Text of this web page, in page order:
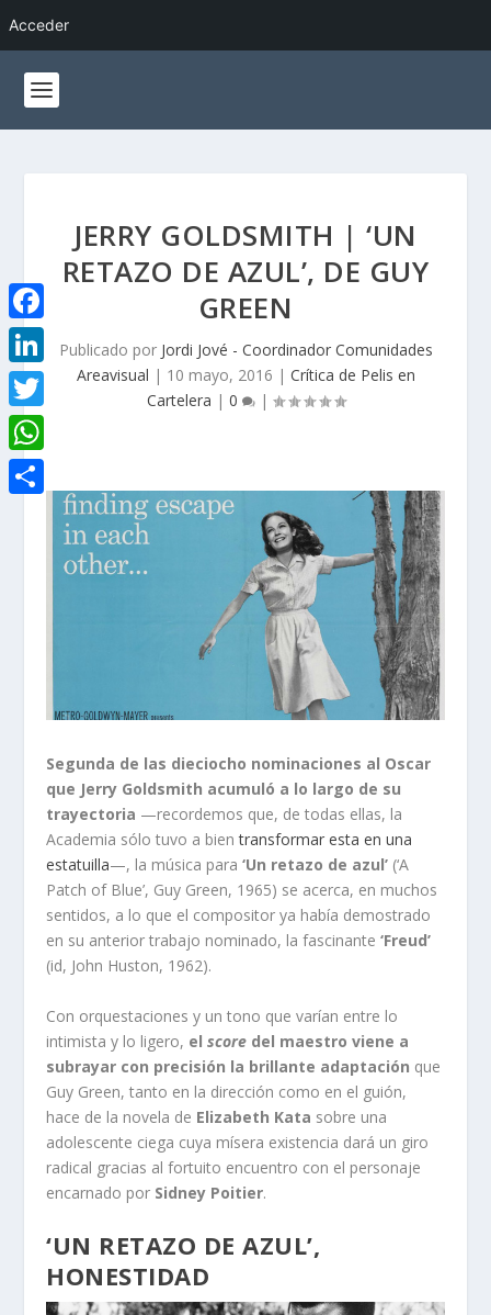
Acceder
JERRY GOLDSMITH | ‘UN
RETAZO DE AZUL’, DE GUY
GREEN
Publicado por Jordi Jové - Coordinador Comunidades
Areavisual | 10 mayo, 2016 | Crítica de Pelis en
Cartelera | 0 |
Segunda de las dieciocho nominaciones al Oscar
que Jerry Goldsmith acumuló a lo largo de su
trayectoria —recordemos que, de todas ellas, la
Academia sólo tuvo a bientransformar esta en una
estatuilla—, la música para‘Un retazo de azul’ (‘A
Patch of Blue’, Guy Green, 1965) se acerca, en muchos
sentidos, a lo que el compositor ya había demostrado
en su anterior trabajo nominado, la fascinante‘Freud’
(id, John Huston, 1962).
Con orquestaciones y un tono que varían entre lo
intimista y lo ligero, elscore del maestro viene a
subrayar con precisión la brillante adaptación que
Guy Green, tanto en la dirección como en el guión,
hace de la novela de Elizabeth Kata sobre una
adolescente ciega cuya mísera existencia dará un giro
radical gracias al fortuito encuentro con el personaje
encarnado por Sidney Poitier.
‘UN RETAZO DE AZUL’,
HONESTIDAD
F
a
c
e
b
L
i
n
k
T
w
i
W